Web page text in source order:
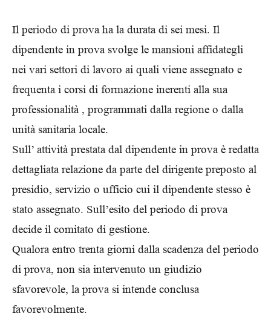
Il periodo di prova ha la durata di sei mesi. Il
dipendente in prova svolge le mansioni affidategli
nei vari settori di lavoro ai quali viene assegnato e
frequenta i corsi di formazione inerenti alla sua
professionalità , programmati dalla regione o dalla
unità sanitaria locale.
Sull’ attività prestata dal dipendente in prova è redatta
dettagliata relazione da parte del dirigente preposto al
presidio, servizio o ufficio cui il dipendente stesso è
stato assegnato. Sull’esito del periodo di prova
decide il comitato di gestione.
Qualora entro trenta giorni dalla scadenza del periodo
di prova, non sia intervenuto un giudizio
sfavorevole, la prova si intende conclusa
favorevolmente.